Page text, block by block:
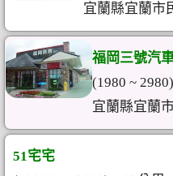
宜蘭縣宜蘭市
福岡三號汽
(1980 ~
宜蘭縣宜蘭
51宅宅